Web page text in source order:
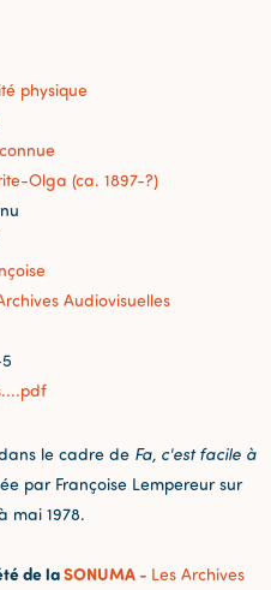
physique
Olga (ca. 1897-?)
Audiovisuelles
le cadre de Fa, c'est facile à
par Françoise Lempereur sur
mai 1978.
de laSONUMA - Les Archives